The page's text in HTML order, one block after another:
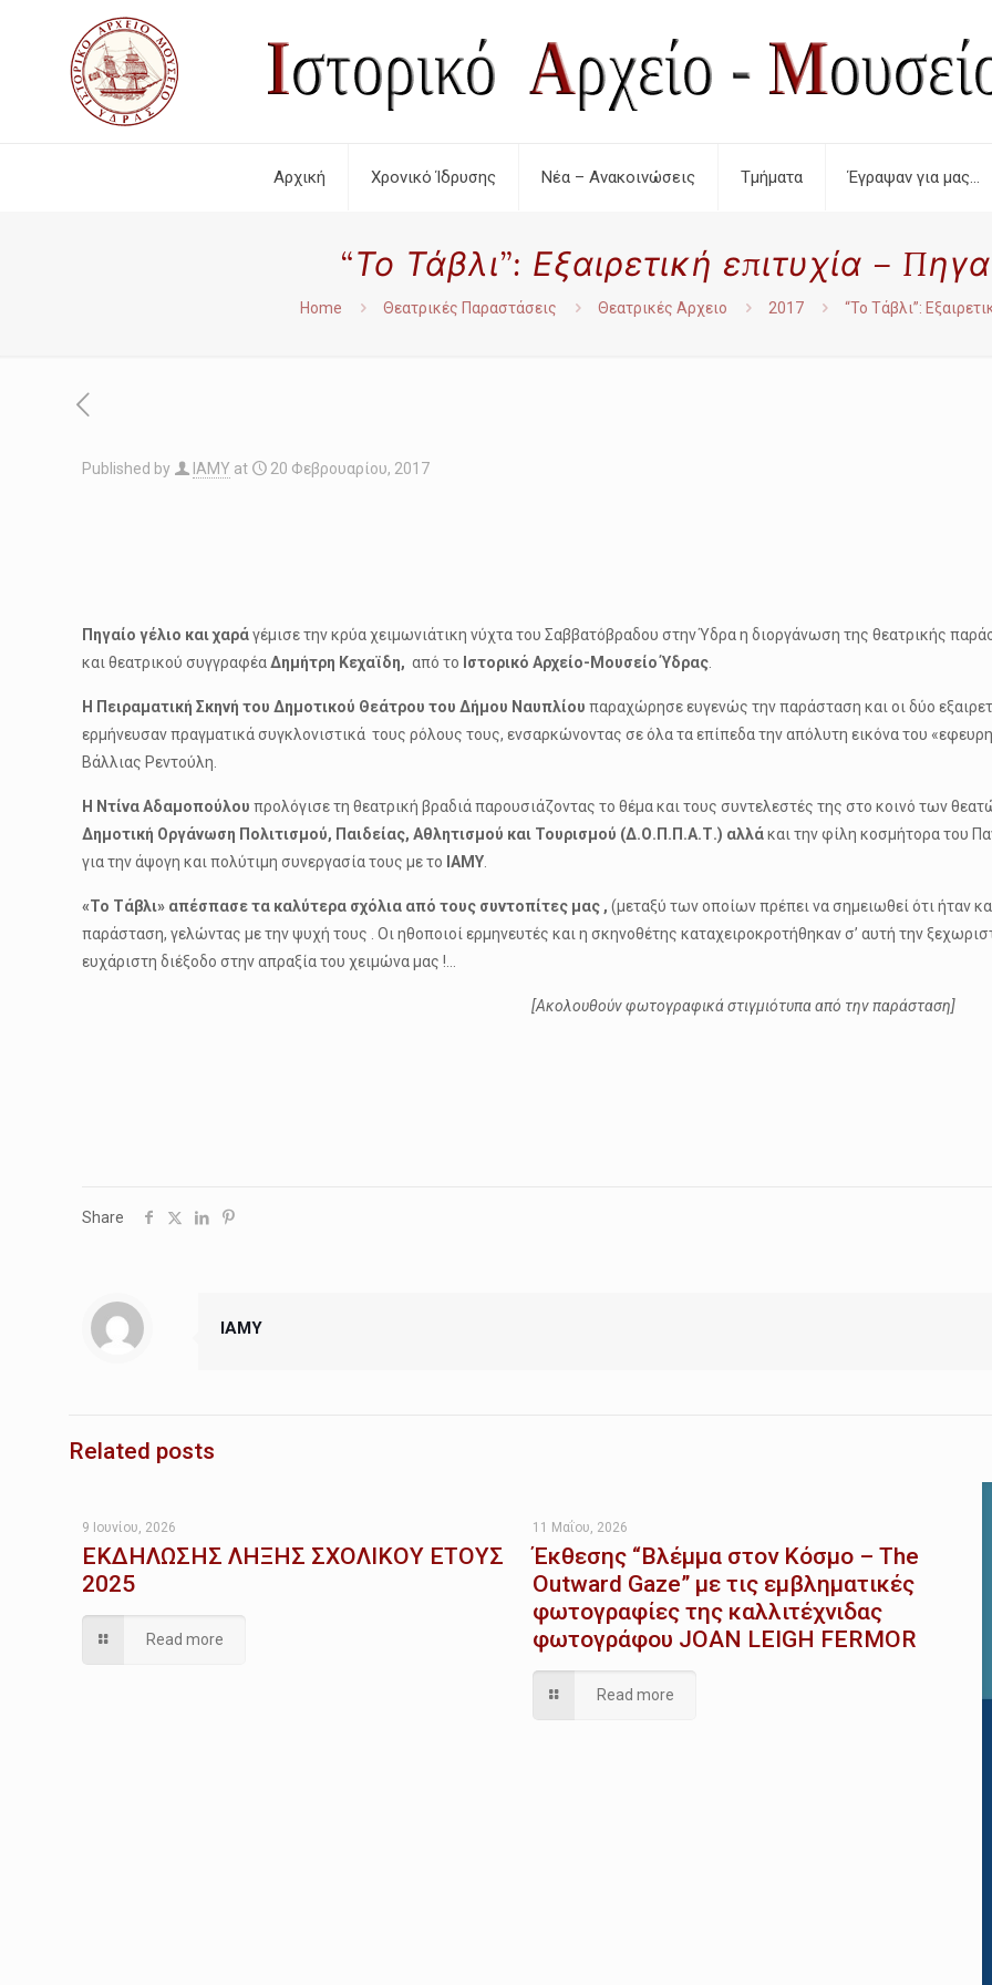
Αρχική Χρονικό Ίδρυσης Νέα – Ανακοινώσεις Τμήματα Έγραψαν για μας…
“Το Τάβλι”: Εξαιρετική επιτυχία –
Home Θεατρικές Παραστάσεις Θεατρικές Αρχειο 2017 “Το Τάβλι”:
Published by IAMY at 20 Φεβρουαρίου, 2017
Πηγαίο γέλιο και χαράγέμισε την κρύα χειμωνιάτικη νύχτα του Σαββατόβραδου στην Ύδρα η διοργάνωση της θεατρικής
και θεατρικού συγγραφέα Δημήτρη Κεχαϊδη, από το Ιστορικό Αρχείο-Μουσείο Ύδρας
Η Πειραματική Σκηνή του Δημοτικού Θεάτρου του Δήμου Ναυπλίου παραχώρησε ευγενώς την παράσταση και οι δύο
ερμήνευσαν πραγματικά συγκλονιστικά τους ρόλους τους, ενσαρκώνοντας σε όλα τα επίπεδα την απόλυτη εικόνα του
Βάλλιας Ρεντούλη.
Η Ντίνα Αδαμοπούλου προλόγισε τη θεατρική βραδιά παρουσιάζοντας το θέμα και τους συντελεστές της στο κοινό των
Δημοτική Οργάνωση Πολιτισμού, Παιδείας, Αθλητισμού και Τουρισμού (Δ.Ο.Π.Π.Α.Τ.) αλλάκαι την φίλη κοσμήτορα του
για την άψογη και πολύτιμη συνεργασία τους με το ΙΑΜΥ
«Το Τάβλι» απέσπασε τα καλύτερα σχόλια από τους συντοπίτες μας , (μεταξύ των οποίων πρέπει να σημειωθεί ότι ήταν
παράσταση, γελώντας με την ψυχή τους . Οι ηθοποιοί ερμηνευτές και η σκηνοθέτης καταχειροκροτήθηκαν σ’ αυτή την
ευχάριστη διέξοδο στην απραξία του χειμώνα μας !…
[Ακολουθούν φωτογραφικά στιγμιότυπα από την παράσταση]
Share
IAMY
Related posts
9 Ιουνίου, 2026
ΕΚΔΗΛΩΣΗΣ ΛΗΞΗΣ ΣΧΟΛΙΚΟΥ ΕΤΟΥΣ
2025
Read more
11 Μαΐου, 2026
Έκθεσης “Βλέμμα στον Κόσμο – The
Outward Gaze” με τις εμβληματικές
φωτογραφίες της καλλιτέχνιδας
φωτογράφου JOAN LEIGH FERMOR
Read more